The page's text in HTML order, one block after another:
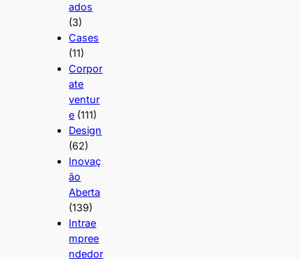
ados
(3)
Cases
(11)
Corpor
ate
ventur
e (111)
Design
(62)
Inovaç
ão
Aberta
(139)
Intrae
mpree
ndedor